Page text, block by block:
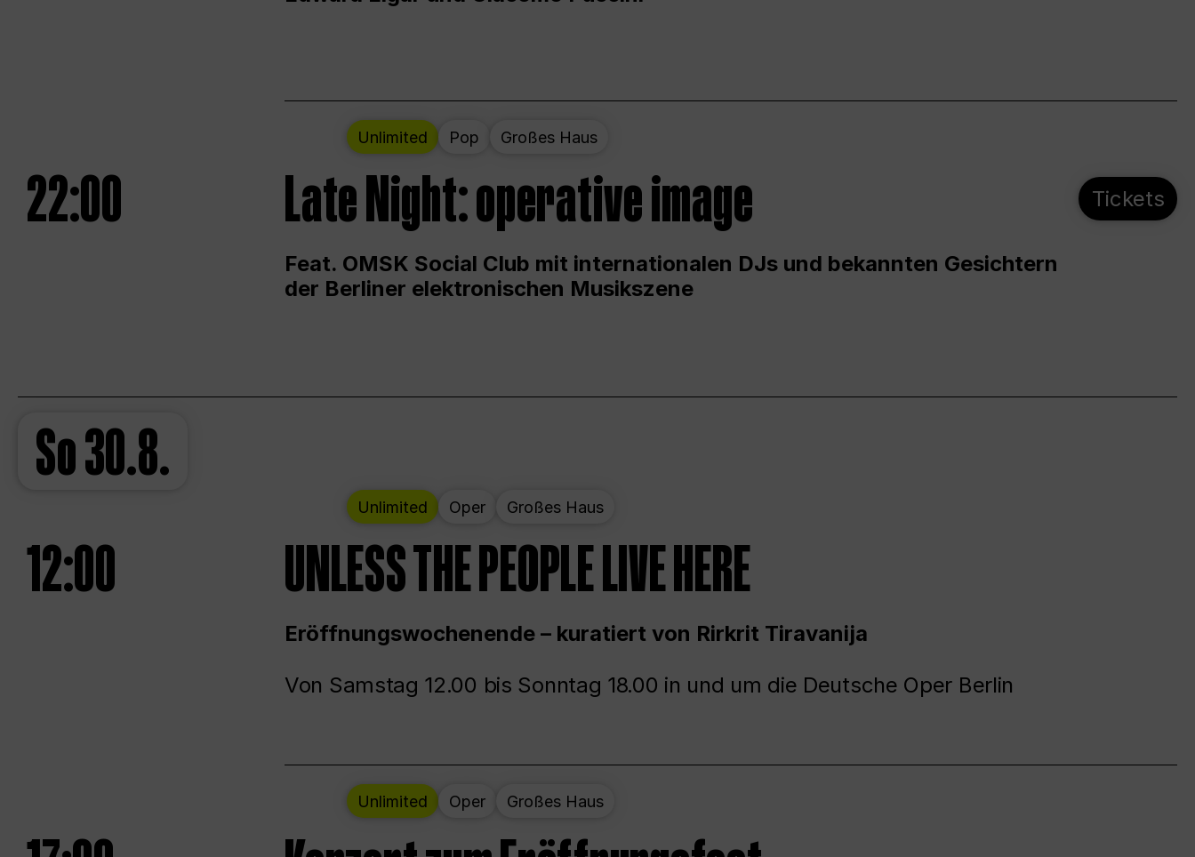
Unlimited Pop Großes Haus
22:00 Late Night: operative image
Feat. OMSK Social Club mit internationalen DJs und bekannten Gesichtern
der Berliner elektronischen Musikszene
Tickets
So30.8.
Unlimited Oper Großes Haus
12:00 UNLESS THE PEOPLE LIVE HERE
Eröffnungswochenende – kuratiert von Rirkrit Tiravanija
Von Samstag 12.00 bis Sonntag 18.00 in und um die Deutsche Oper Berlin
Unlimited Oper Großes Haus